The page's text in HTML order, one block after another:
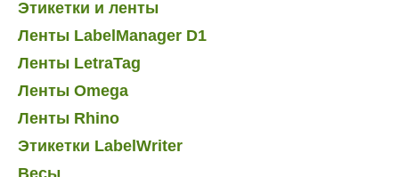
Этикетки и ленты
Ленты LabelManager D1
Ленты LetraTag
Ленты Omega
Ленты Rhino
Этикетки LabelWriter
Весы